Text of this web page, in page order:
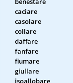
caciare
casolare
collare
daffare
fanfare
fiumare
giullare
isoallobare